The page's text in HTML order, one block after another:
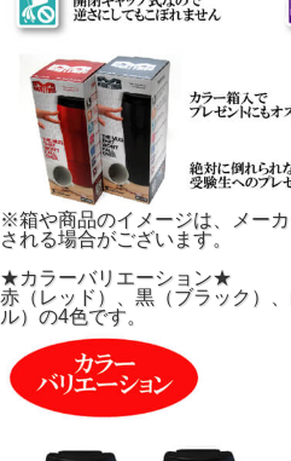
※箱や商品のイメージは、メー
される場合がございます。
★カラーバリエーション★
赤（レッド）、黒（ブラック）
ル）の4色です。